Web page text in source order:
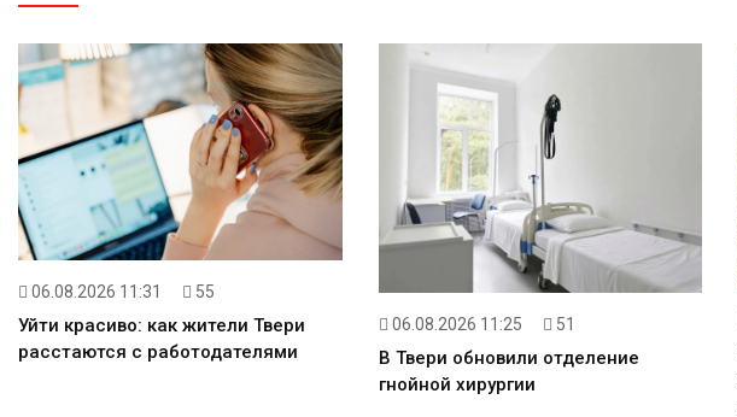
06.08.2026 11:31 55
Уйти красиво: как жители Твери
расстаются с работодателями
06.08.2026 11:25 51
В Твери обновили отделение
гнойной хирургии